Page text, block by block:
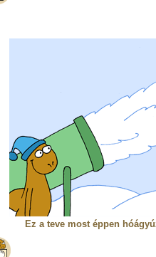
Ez a teve most éppen